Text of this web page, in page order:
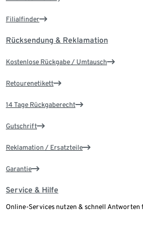
Filialfinder
Rücksendung & Reklamation
Kostenlose Rückgabe / Umtausch
Retourenetikett
14 Tage Rückgaberecht
Gutschrift
Reklamation / Ersatzteile
Garantie
Service & Hilfe
Online-Services nutzen & schnell Antworten